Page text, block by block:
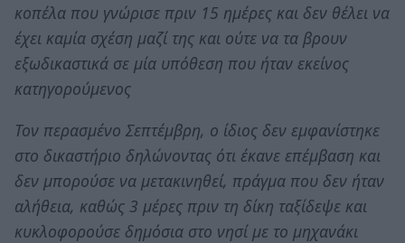
κοπέλα που γνώρισε πριν 15 ημέρες και δεν θέλει να
έχει καμία σχέση μαζί της και ούτε να τα βρουν
εξωδικαστικά σε μία υπόθεση που ήταν εκείνος
κατηγορούμενος
Τον περασμένο Σεπτέμβρη, ο ίδιος δεν εμφανίστηκε
στο δικαστήριο δηλώνοντας ότι έκανε επέμβαση και
δεν μπορούσε να μετακινηθεί, πράγμα που δεν ήταν
αλήθεια, καθώς 3 μέρες πριν τη δίκη ταξίδεψε και
κυκλοφορούσε δημόσια στο νησί με το μηχανάκι